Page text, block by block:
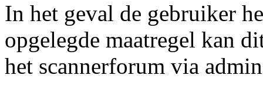
In het geval de gebruiker
opgelegde maatregel kan
het scannerforum via